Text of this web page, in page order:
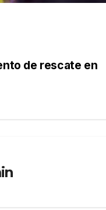
de rescate en